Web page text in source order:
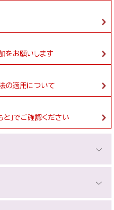
をお願いします
の適用について
」でご確認ください